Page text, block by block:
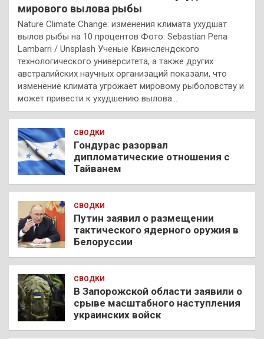
мирового вылова рыбы
Nature Climate Change: изменения климата ухудшат
вылов рыбы на 10 процентов Фото: Sebastian Pena
Lambarri / Unsplash Ученые Квинслендского
технологического университета, а также других
австралийских научных организаций показали, что
изменение климата угрожает мировому рыболовству и
может привести к ухудшению вылова…
СВОДКИ
Гондурас разорвал
дипломатические отношения с
Тайванем
СВОДКИ
Путин заявил о размещении
тактического ядерного оружия в
Белоруссии
СВОДКИ
В Запорожской области заявили о
срыве масштабного наступления
украинских войск